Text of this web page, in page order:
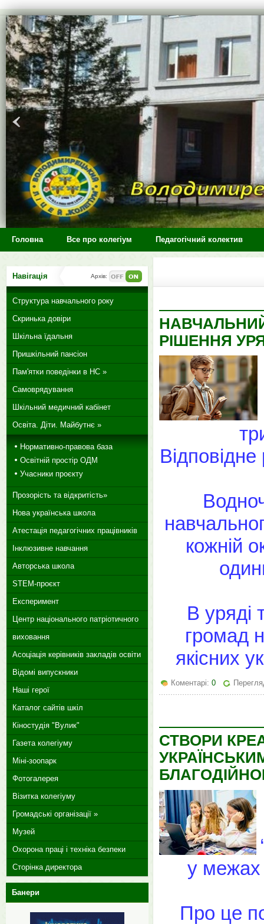
>
Головна Все про колегіум Педагогічний колектив
РІШЕННЯ
кожній
В уряді
громад
якісних
Коментарі: 0
СТВОРИ
у межах
Про це
Навігація Архів:
Структура навчального року
Скринька довіри
Шкільна їдальня
Пришкільний пансіон
Пам'ятки поведінки в НС »
Самоврядування
Шкільний медичний кабінет
Освіта. Діти. Майбутнє »
Нормативно-правова база
Освітній простір ОДМ
Учасники проєкту
Прозорість та відкритість»
Нова українська школа
Атестація педагогічних працівників
Інклюзивне навчання
Авторська школа
STEM-проєкт
Експеримент
Центр національного патріотичного
виховання
Асоціація керівників закладів освіти
Відомі випускники
Наші герої
Каталог сайтів шкіл
Кіностудія "Вулик"
Газета колегіуму
Міні-зоопарк
Фотогалерея
Візитка колегіуму
Громадські організації »
Музей
Охорона праці і техніка безпеки
Сторінка директора
Банери